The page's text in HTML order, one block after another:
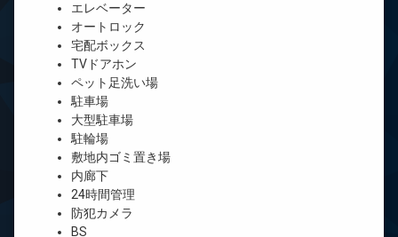
エレベーター
オートロック
宅配ボックス
TVドアホン
ペット足洗い場
駐車場
大型駐車場
駐輪場
敷地内ゴミ置き場
内廊下
24時間管理
防犯カメラ
BS